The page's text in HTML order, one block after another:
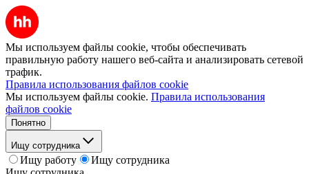
Мы используем файлы cookie, чтобы обеспечивать
правильную работу нашего веб-сайта и анализировать сетевой
трафик.
Правила использования файлов cookie
Мы используем файлы cookie. Правила использования
файлов cookie
Понятно
Ищу сотрудника
Ищу работу
Ищу сотрудника